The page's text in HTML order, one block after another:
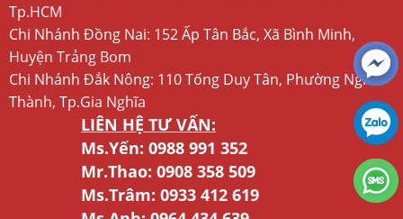
Tp.HCM
Chi Nhánh Đồng Nai: 152 Ấp Tân Bắc, Xã Bình Minh,
Huyện Trảng Bom
Chi Nhánh Đắk Nông: 110 Tống Duy Tân, Phường Nghĩa
Thành, Tp.Gia Nghĩa
LIÊN HỆ TƯ VẤN:
Ms.Yến: 0988 991 352
Mr.Thao: 0908 358 509
Ms.Trâm: 0933 412 619